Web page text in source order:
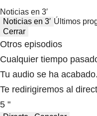
Noticias en 3′
Noticias en 3′ Últimos
Cerrar
Otros episodios
Cualquier tiempo
Tu audio se ha acabado.
Te redirigiremos al
5 "